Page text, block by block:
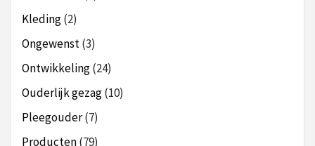
Kleding(2)
Ongewenst(3)
Ontwikkeling(24)
Ouderlijk gezag(10)
Pleegouder(7)
Producten(79)